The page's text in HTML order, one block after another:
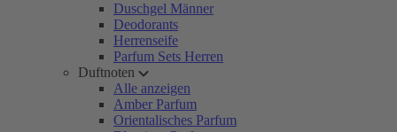
Duschgel Männer
Deodorants
Herrenseife
Parfum Sets Herren
Duftnoten
Alle anzeigen
Amber Parfum
Orientalisches Parfum